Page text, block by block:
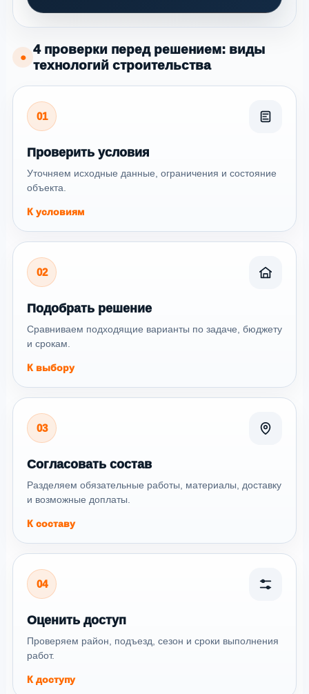
●
4 проверки перед решением: виды
технологий строительства
01
Проверить условия
Уточняем исходные данные, ограничения и состояние
объекта.
К условиям
02
Подобрать решение
Сравниваем подходящие варианты по задаче, бюджету
и срокам.
К выбору
03
Согласовать состав
Разделяем обязательные работы, материалы, доставку
и возможные доплаты.
К составу
04
Оценить доступ
Проверяем район, подъезд, сезон и сроки выполнения
работ.
К доступу